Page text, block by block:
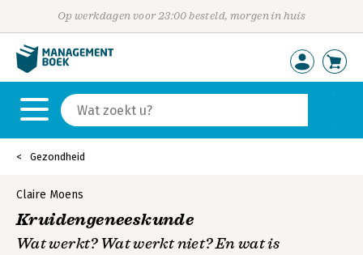
Op werkdagen voor 23:00 besteld, morgen in huis
Gezondheid
Claire Moens
Kruidengeneeskunde
Wat werkt? Wat werkt niet? En wat is